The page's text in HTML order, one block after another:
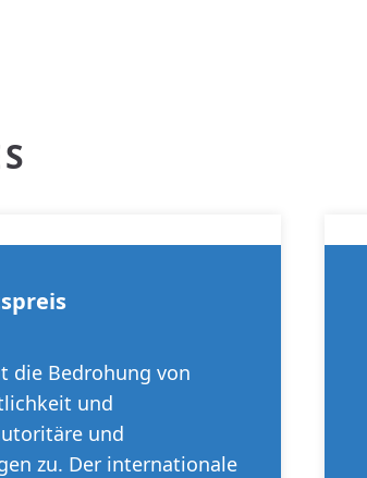
die Bedrohung von
und
und
zu. Der internationale